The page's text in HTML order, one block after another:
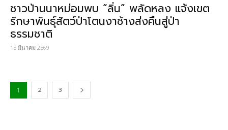
ชาวบ้านนาหม่อมพบ “ลิ่น” พลัดหลง แจ้งเขต
รักษาพันธุ์สัตว์ป่าโตนงาช้างส่งคืนสู่ป่า
ธรรมชาติ
15 มีนาคม 2569
1 2 3